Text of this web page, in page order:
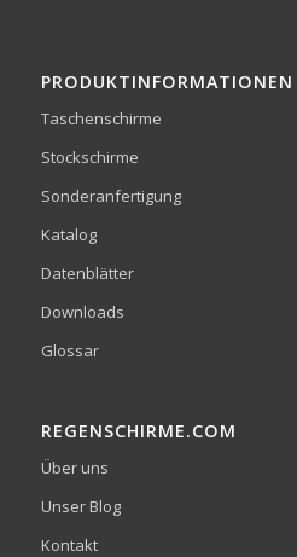
PRODUKTINFORMATIONEN
Taschenschirme
Stockschirme
Sonderanfertigung
Katalog
Datenblätter
Downloads
Glossar
REGENSCHIRME.COM
Über uns
Unser Blog
Kontakt